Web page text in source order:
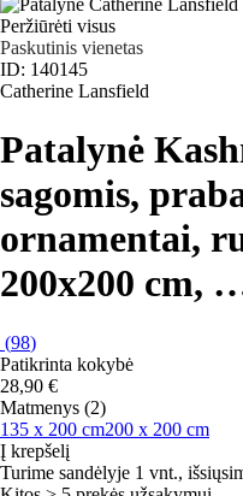
Peržiūrėti visus
Paskutinis vienetas
ID: 140145
Catherine Lansfield
Patalynė
sagomis,
ornamentai,
200x200 cm,
(98)
Patikrinta kokybė
28,90 €
Matmenys (2)
135 x 200 cm200 x 200 cm
Į krepšelį
Turime sandėlyje 1 vnt.,